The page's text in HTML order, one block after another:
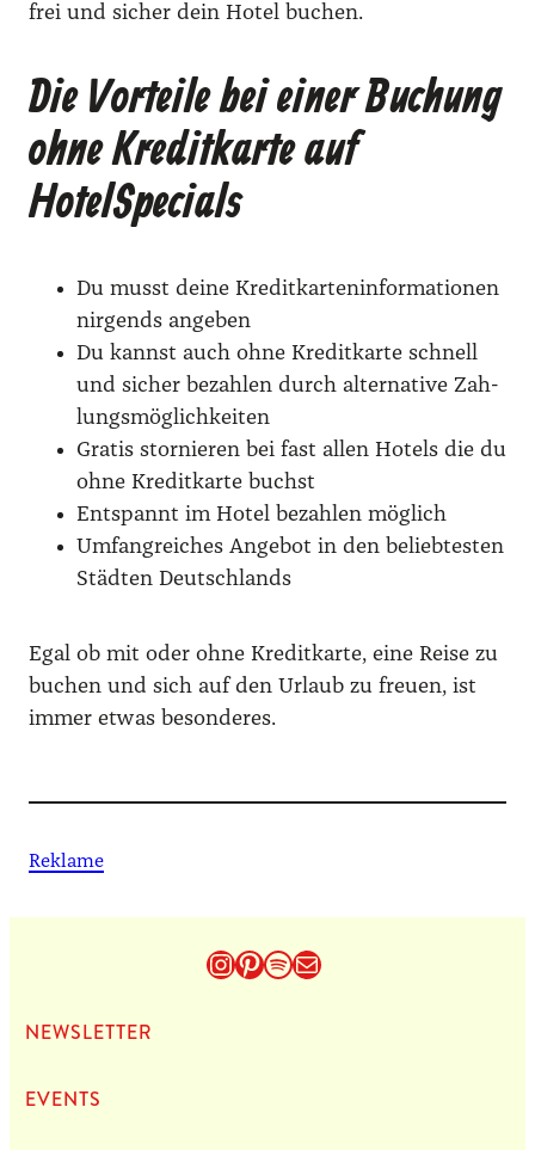
frei und sicher dein Hotel buchen.
Die Vorteile bei einer Buchung
ohne Kreditkarte auf
HotelSpecials
Du musst dei­ne Kre­dit­kar­ten­in­for­ma­tio­nen
nir­gends ange­ben
Du kannst auch ohne Kre­dit­kar­te schnell
und sicher bezah­len durch alter­na­ti­ve Zah­
lungs­mög­lich­kei­ten
Gra­tis stor­nie­ren bei fast allen Hotels die du
ohne Kre­dit­kar­te buchst
Ent­spannt im Hotel bezah­len mög­lich
Umfang­rei­ches Ange­bot in den belieb­tes­ten
Städ­ten Deutsch­lands
Egal ob mit oder ohne Kre­dit­kar­te, eine Rei­se zu
buchen und sich auf den Urlaub zu freu­en, ist
immer etwas beson­de­res.
Reklame
Instagram
Pinterest
Spotify
E-Mail
NEWS­LET­TER
EVENTS